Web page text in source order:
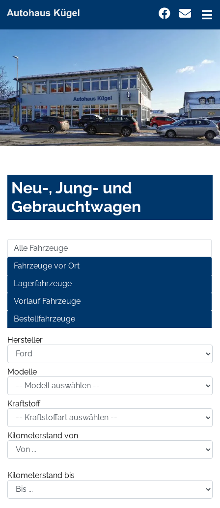
Neu-, Jung- und
Gebrauchtwagen
Alle Fahrzeuge
Fahrzeuge vor Ort
Lagerfahrzeuge
Vorlauf Fahrzeuge
Bestellfahrzeuge
Hersteller
Modelle
Kraftstoff
Kilometerstand von
Kilometerstand bis